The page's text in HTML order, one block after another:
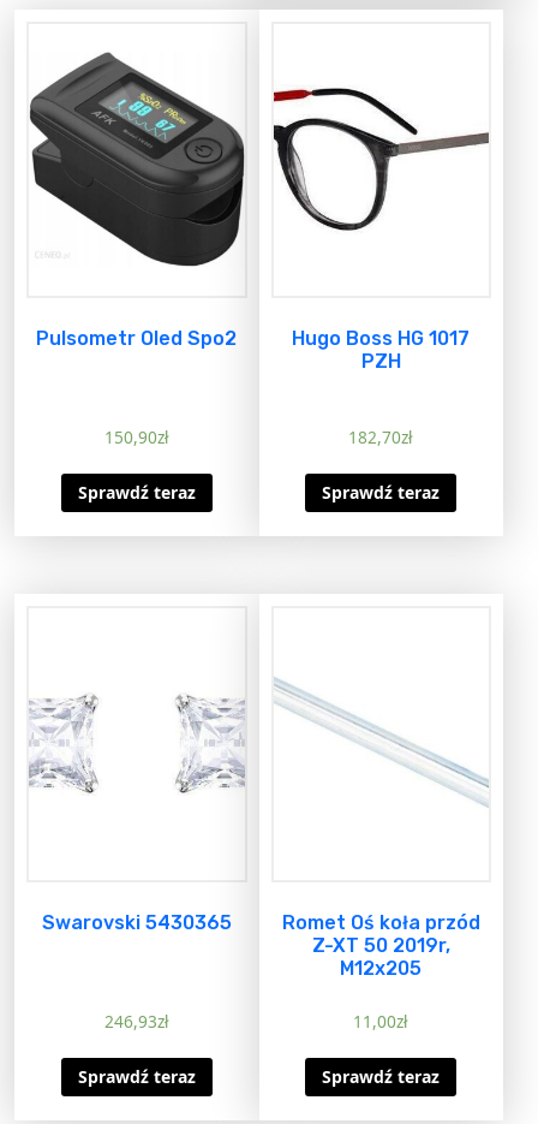
Pulsometr Oled Spo2
150,90zł
Sprawdź teraz
Hugo Boss HG 1017
PZH
182,70zł
Sprawdź teraz
Swarovski 5430365
246,93zł
Sprawdź teraz
Romet Oś koła przód
Z-XT 50 2019r,
M12x205
11,00zł
Sprawdź teraz